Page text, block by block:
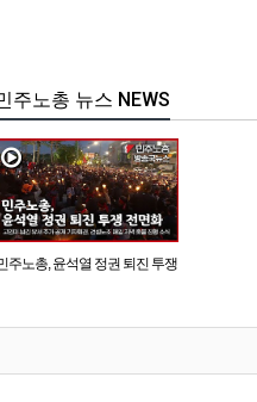
주노총 뉴스 NEWS
주노총, 윤석열 정권 퇴진 투쟁